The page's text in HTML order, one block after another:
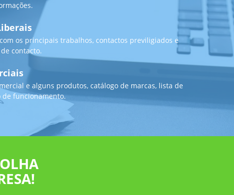
os principais trabalhos, contactos previligiados e
contacto.
e alguns produtos, catálogo de marcas, lista de
funcionamento.